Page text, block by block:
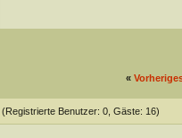
«
(Registrierte Benutzer: 0, Gäste: 16)